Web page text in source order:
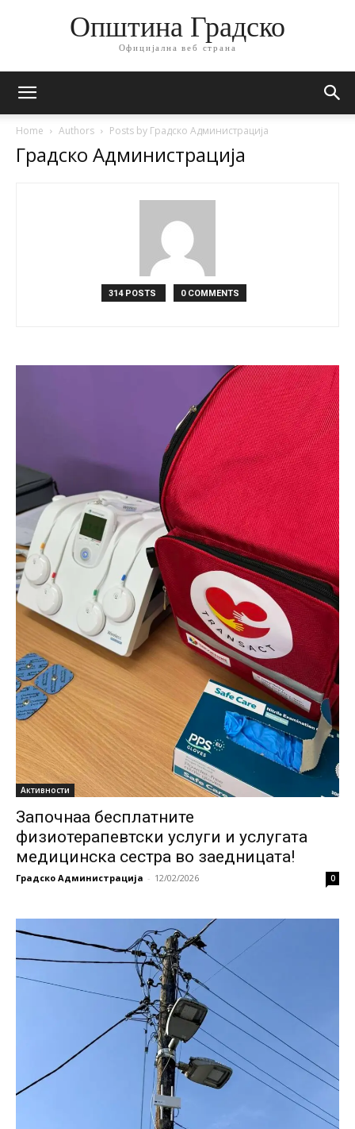
Општина Градско
Официјална веб страна
Home Authors Posts by Градско Администрација
Градско Администрација
314 POSTS 0 COMMENTS
Активности
Започнаа бесплатните
физиотерапевтски услуги и услугата
медицинска сестра во заедницата!
Градско Администрација - 12/02/2026 0